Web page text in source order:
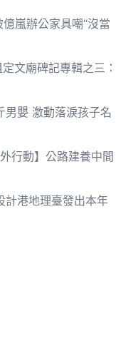
嵐辦公家具嘲“沒當
文廟碑記專輯之三：
男嬰 激動落淚孩子名
行動】公路建養中間
計港地理臺發出本年